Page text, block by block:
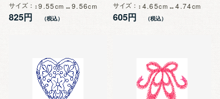
サイズ 9.55 9.56
825円
サイズ 4.65 4.74
605円